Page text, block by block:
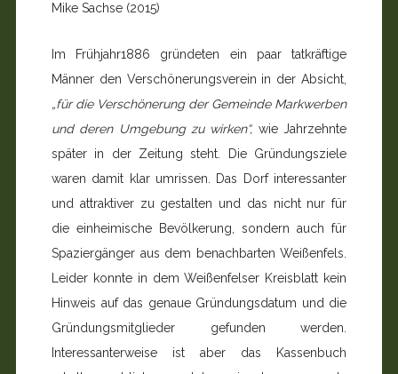
Mike Sachse (2015)
Im Frühjahr1886 gründeten ein paar tatkräftige
Männer den Verschönerungsverein in der Absicht,
„für die Verschönerung der Gemeinde Markwerben
und deren Umgebung zu wirken“, wie Jahrzehnte
später in der Zeitung steht. Die Gründungsziele
waren damit klar umrissen. Das Dorf interessanter
und attraktiver zu gestalten und das nicht nur für
die einheimische Bevölkerung, sondern auch für
Spaziergänger aus dem benachbarten Weißenfels.
Leider konnte in dem Weißenfelser Kreisblatt kein
Hinweis auf das genaue Gründungsdatum und die
Gründungsmitglieder gefunden werden.
Interessanterweise ist aber das Kassenbuch